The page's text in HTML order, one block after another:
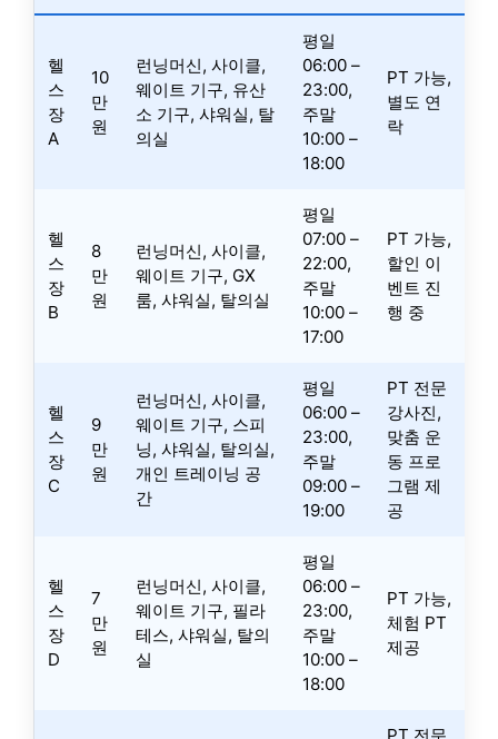
헬
스
장
A
10
만
원
런닝머신, 사이클,
웨이트 기구, 유산
소 기구, 샤워실, 탈
의실
평일
06:00 –
23:00,
주말
10:00 –
18:00
PT 가능,
별도 연
락
헬
스
장
B
8
만
원
런닝머신, 사이클,
웨이트 기구, GX
룸, 샤워실, 탈의실
평일
07:00 –
22:00,
주말
10:00 –
17:00
PT 가능,
할인 이
벤트 진
행 중
헬
스
장
C
9
만
원
런닝머신, 사이클,
웨이트 기구, 스피
닝, 샤워실, 탈의실,
개인 트레이닝 공
간
평일
06:00 –
23:00,
주말
09:00 –
19:00
PT 전문
강사진,
맞춤 운
동 프로
그램 제
공
헬
스
장
D
7
만
원
런닝머신, 사이클,
웨이트 기구, 필라
테스, 샤워실, 탈의
실
평일
06:00 –
23:00,
주말
10:00 –
18:00
PT 가능,
체험 PT
제공